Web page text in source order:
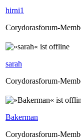
hirni1
Corydorasforum-
sarah
Corydorasforum-
Bakerman
Corydorasforum-